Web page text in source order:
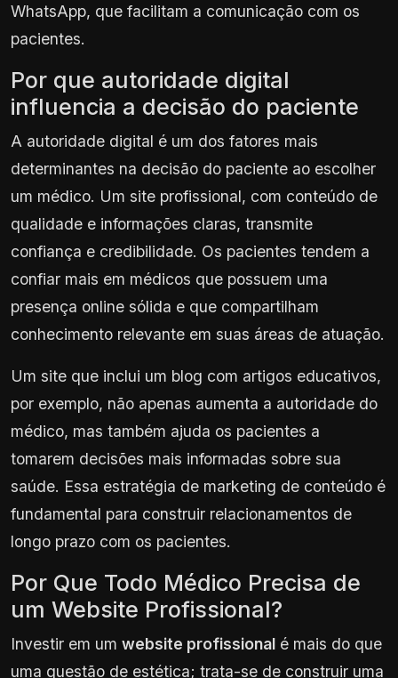
WhatsApp, que facilitam a comunicação com os
pacientes.
Por que autoridade digital
influencia a decisão do paciente
A autoridade digital é um dos fatores mais
determinantes na decisão do paciente ao escolher
um médico. Um site profissional, com conteúdo de
qualidade e informações claras, transmite
confiança e credibilidade. Os pacientes tendem a
confiar mais em médicos que possuem uma
presença online sólida e que compartilham
conhecimento relevante em suas áreas de atuação.
Um site que inclui um blog com artigos educativos,
por exemplo, não apenas aumenta a autoridade do
médico, mas também ajuda os pacientes a
tomarem decisões mais informadas sobre sua
saúde. Essa estratégia de marketing de conteúdo é
fundamental para construir relacionamentos de
longo prazo com os pacientes.
Por Que Todo Médico Precisa de
um Website Profissional?
Investir em um website profissional é mais do que
uma questão de estética; trata-se de construir uma